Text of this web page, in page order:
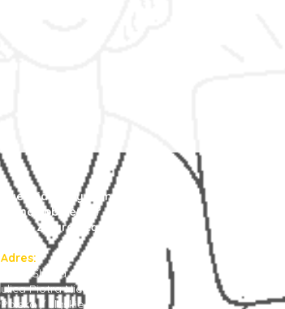
Agencja Pracy Tymczasowej
Prima Job Center
Praca za granicą
Adres:
Ruda Śląska 41-709
ulica Piotra Niedurnego 75/7
Polska / śląskie